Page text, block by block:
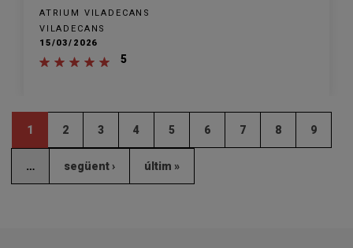
ATRIUM VILADECANS
VILADECANS
15/03/2026
5
1 2 3 4 5 6 7 8 9
… següent › últim »